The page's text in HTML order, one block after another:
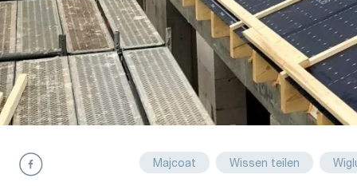
Majcoat Wissen teilen